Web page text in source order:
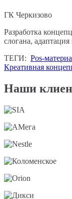
ГК Черкизово
Разработка
слогана,
ТЕГИ: Pos-
Креативная
Наши